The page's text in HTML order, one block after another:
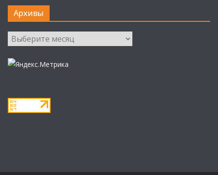
Архивы
Архивы